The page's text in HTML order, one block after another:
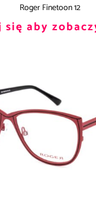
Roger Finetoon 12
aby